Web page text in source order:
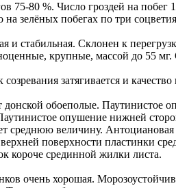
75-80 %. Число гроздей на побег
на зелёных побегах по три
и стабильная. Склонен к
крупные, массой до 55
затягивается и
донской обоеполые. Паутинистое
опушение нижней
среднюю величину.
поверхности пластинки
короче срединной жилки листа.
очень хорошая.